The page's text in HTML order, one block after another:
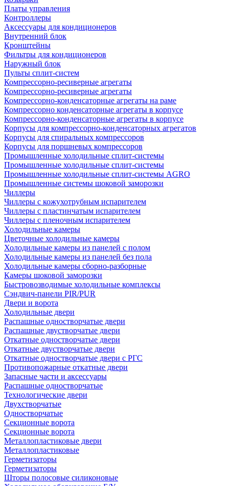
Платы управления
Контроллеры
Аксессуары для кондиционеров
Внутренний блок
Кронштейны
Фильтры для кондиционеров
Наружный блок
Пульты сплит-систем
Компрессорно-ресиверные агрегаты
Компрессорно-ресиверные агрегаты
Компрессорно-конденсаторные агрегаты на раме
Компрессорно конденсаторные агрегаты в корпусе
Компрессорно-конденсаторные агрегаты в корпусе
Корпусы для компрессорно-конденсаторных агрегатов
Корпусы для спиральных компрессоров
Корпусы для поршневых компрессоров
Промышленные холодильные сплит-системы
Промышленные холодильные сплит-системы
Промышленные холодильные сплит-системы AGRO
Промышленные системы шоковой заморозки
Чиллеры
Чиллеры с кожухотрубным испарителем
Чиллеры с пластинчатым испарителем
Чиллеры с пленочным испарителем
Холодильные камеры
Цветочные холодильные камеры
Холодильные камеры из панелей с полом
Холодильные камеры из панелей без пола
Холодильные камеры сборно-разборные
Камеры шоковой заморозки
Быстровозводимые холодильные комплексы
Сэндвич-панели PIR/PUR
Двери и ворота
Холодильные двери
Распашные одностворчатые двери
Распашные двустворчатые двери
Откатные одностворчатые двери
Откатные двустворчатые двери
Откатные одностворчатые двери с РГС
Противопожарные откатные двери
Запасные части и аксессуары
Распашные одностворчатые
Технологические двери
Двухстворчатые
Одностворчатые
Секционные ворота
Секционные ворота
Металлопластиковые двери
Металлопластиковые
Герметизаторы
Герметизаторы
Шторы полосовые силиконовые